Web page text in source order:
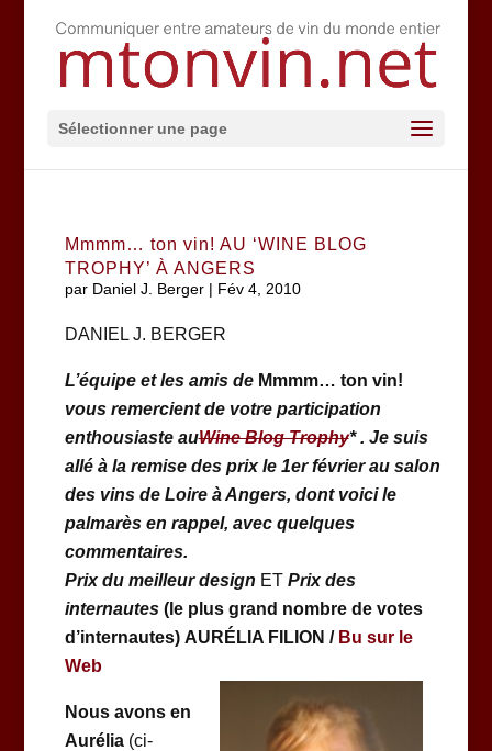
Sélectionner une page
Mmmm… ton vin! AU ‘WINE BLOG
TROPHY’ À ANGERS
par Daniel J. Berger| Fév 4, 2010
DANIEL J. BERGER
L’équipe et les amis de Mmmm… ton vin!
vous remercient de votre participation
enthousiaste auWine Blog Trophy* . Je suis
allé à la remise des prixle 1er février au salon
des vins de Loire à Angers, dont voici le
palmarès en rappel, avec quelques
commentaires.
Prix du meilleur design ET Prix des
internautes (le plus grand nombre de votes
d’internautes) AURÉLIA FILION / Bu sur le
Web
Nous avons en
Aurélia(ci-